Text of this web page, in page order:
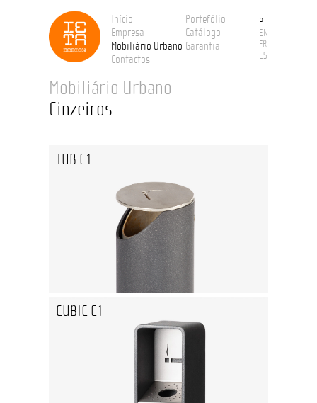
Início
Portefólio
Empresa
Catálogo
Mobiliário Urbano Garantia
Contactos
Mobiliário Urbano
Cinzeiros
PT
EN
FR
ES
TUB C1
CUBIC C1